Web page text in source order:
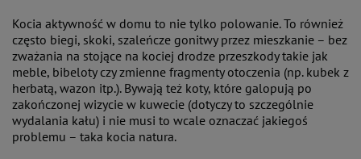
Kocia aktywność w domu to nie tylko polowanie. To również
często biegi, skoki, szaleńcze gonitwy przez mieszkanie – bez
zważania na stojące na kociej drodze przeszkody takie jak
meble, bibeloty czy zmienne fragmenty otoczenia (np. kubek z
herbatą, wazon itp.). Bywają też koty, które galopują po
zakończonej wizycie w kuwecie (dotyczy to szczególnie
wydalania kału) i nie musi to wcale oznaczać jakiegoś
problemu – taka kocia natura.